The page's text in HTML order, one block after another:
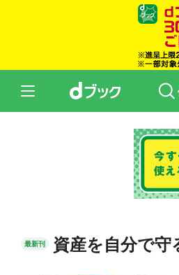
最新刊 資産を自分で守